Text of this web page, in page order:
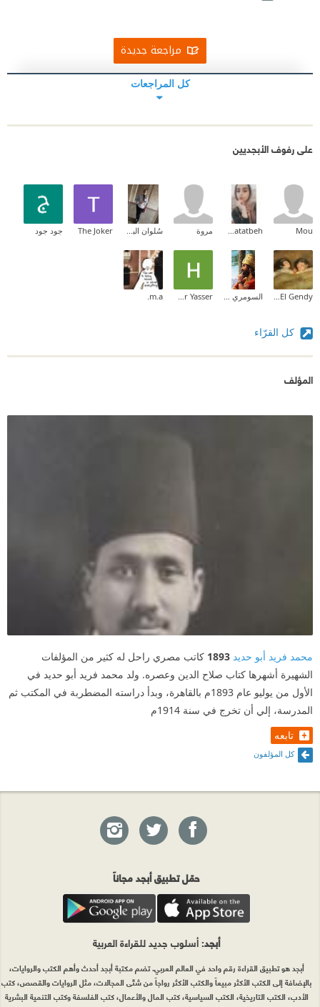
مراجعة جديدة
كل المراجعات
على رفوف الأبجديين
Mou مروة The Joker جود جود
m.a.
كل القرّاء
المؤلف
محمد فريد أبو حديد 1893 كاتب مصري راحل له كثير من المؤلفات
الشهيرة أشهرها كتاب صلاح الدين وعصره. ولد محمد فريد أبو حديد في
الأول من يوليو عام 1893م بالقاهرة، وبدأ دراسته المضطربة في المكتب ثم
المدرسة، إلي أن تخرج في سنة 1914م
تابعه
كل المؤلفون
حمّل تطبيق أبجد مجاناً
أبجد: أسلوب جديد للقراءة العربية
أبجد هو تطبيق القراءة رقم واحد في العالم العربي. تضم مكتبة أبجد أحدث وأهم الكتب والروايات،
بالإضافة إلى الكتب الأكثر مبيعاً والكتب الأكثر رواجاً من شتّى المجالات، مثل الروايات والقصص، كتب
الأدب، الكتب التاريخية، الكتب السياسية، كتب المال والأعمال، كتب الفلسفة وكتب التنمية البشرية